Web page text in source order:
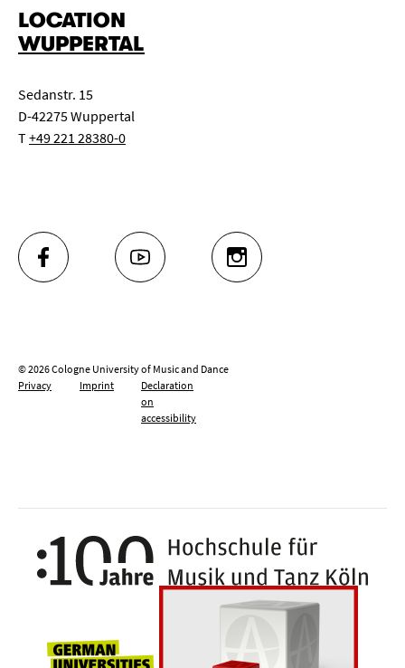
LOCATION
WUPPERTAL
Sedanstr. 15
D-42275 Wuppertal
T+49 221 28380-0
FACEBOOK YOUTUBE INSTAGRAM
© 2026 Cologne University of Music and Dance
Privacy
Imprint
Declaration
on
accessibility